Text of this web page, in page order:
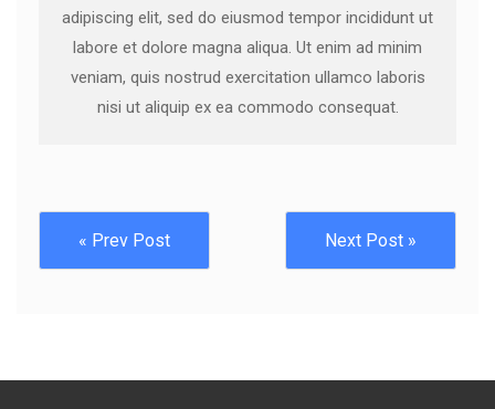
adipiscing elit, sed do eiusmod tempor incididunt ut
labore et dolore magna aliqua. Ut enim ad minim
veniam, quis nostrud exercitation ullamco laboris
nisi ut aliquip ex ea commodo consequat.
« Prev Post Next Post »